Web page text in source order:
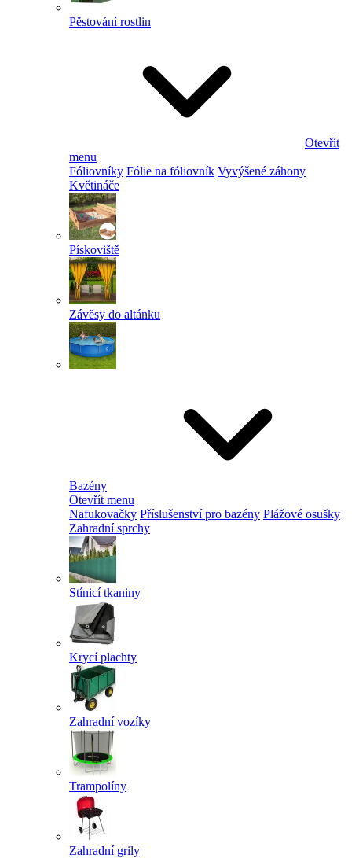
Pěstování rostlin
Otevřít
menu
Fóliovníky Fólie na fóliovník Vyvýšené záhony
Květináče
Pískoviště
Závěsy do altánku
Bazény
Otevřít menu
Nafukovačky Příslušenství pro bazény Plážové osušky
Zahradní sprchy
Stínicí tkaniny
Krycí plachty
Zahradní vozíky
Trampolíny
Zahradní grily